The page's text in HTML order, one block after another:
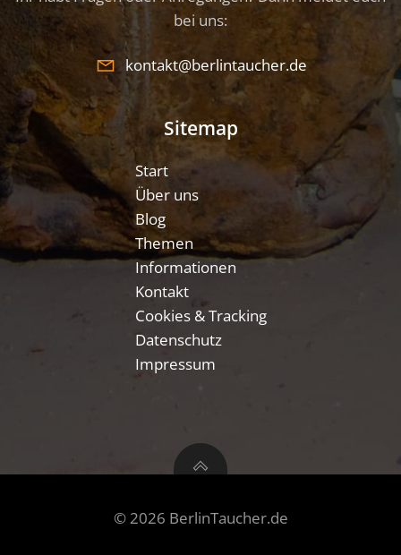
bei uns:
kontakt@berlintaucher.de
Sitemap
Start
Über uns
Blog
Themen
Informationen
Kontakt
Cookies & Tracking
Datenschutz
Impressum
© 2026 BerlinTaucher.de